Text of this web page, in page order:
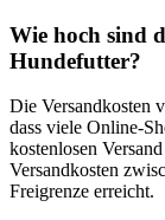
Wie hoch sind
Hundefutter?
Die Versandkosten
dass‌ viele Online-
kostenlosen
Versandkosten
Freigrenze erreicht.